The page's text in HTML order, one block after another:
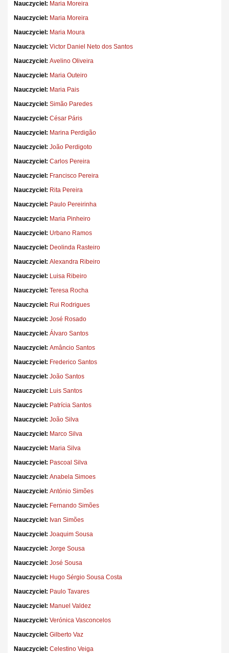
Nauczyciel: Maria Moreira
Nauczyciel: Maria Moreira
Nauczyciel: Maria Moura
Nauczyciel:Victor Daniel Neto dos Santos
Nauczyciel:Avelino Oliveira
Nauczyciel: Maria Outeiro
Nauczyciel: Maria Pais
Nauczyciel:Simão Paredes
Nauczyciel:César Páris
Nauczyciel: Marina Perdigão
Nauczyciel:João Perdigoto
Nauczyciel:Carlos Pereira
Nauczyciel: Francisco Pereira
Nauczyciel: Rita Pereira
Nauczyciel: Paulo Pereirinha
Nauczyciel: Maria Pinheiro
Nauczyciel: Urbano Ramos
Nauczyciel: Deolinda Rasteiro
Nauczyciel:Alexandra Ribeiro
Nauczyciel: Luisa Ribeiro
Nauczyciel:Teresa Rocha
Nauczyciel: Rui Rodrigues
Nauczyciel:José Rosado
Nauczyciel:Álvaro Santos
Nauczyciel:Amâncio Santos
Nauczyciel: Frederico Santos
Nauczyciel:João Santos
Nauczyciel: Luis Santos
Nauczyciel: Patrícia Santos
Nauczyciel:João Silva
Nauczyciel: Marco Silva
Nauczyciel: Maria Silva
Nauczyciel: Pascoal Silva
Nauczyciel:Anabela Simoes
Nauczyciel:António Simões
Nauczyciel: Fernando Simões
Nauczyciel: Ivan Simões
Nauczyciel:Joaquim Sousa
Nauczyciel:Jorge Sousa
Nauczyciel:José Sousa
Nauczyciel: Hugo Sérgio Sousa Costa
Nauczyciel: Paulo Tavares
Nauczyciel: Manuel Valdez
Nauczyciel:Verónica Vasconcelos
Nauczyciel:Gilberto Vaz
Nauczyciel:Celestino Veiga